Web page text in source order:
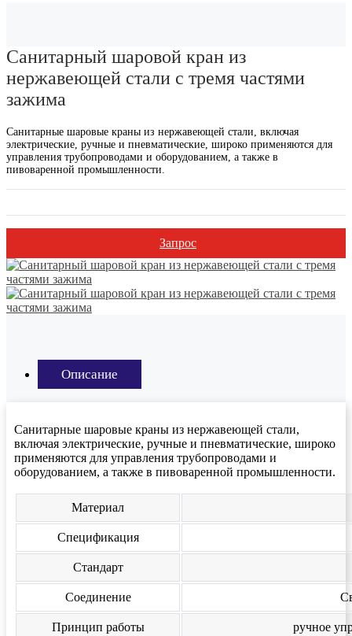
Санитарный шаровой кран из
нержавеющей стали с тремя частями
зажима
Санитарные шаровые краны из нержавеющей стали, включая
электрические, ручные и пневматические, широко применяются для
управления трубопроводами и оборудованием, а также в
пивоваренной промышленности.
Запрос
Описание
Санитарные шаровые краны из нержавеющей стали,
включая электрические, ручные и пневматические, широко
применяются для управления трубопроводами и
оборудованием, а также в пивоваренной промышленности.
Материал
Спецификация
Стандарт
Соединение
Принцип работы ручное